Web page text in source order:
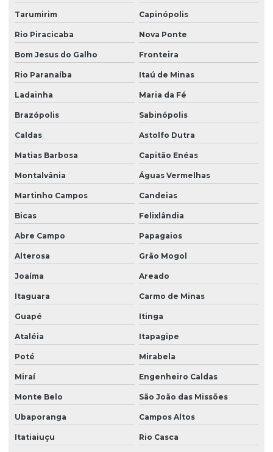
Tarumirim Capinópolis
Rio Piracicaba Nova Ponte
Bom Jesus do Galho Fronteira
Rio Paranaíba Itaú de Minas
Ladainha Maria da Fé
Brazópolis Sabinópolis
Caldas Astolfo Dutra
Matias Barbosa Capitão Enéas
Montalvânia Águas Vermelhas
Martinho Campos Candeias
Bicas Felixlândia
Abre Campo Papagaios
Alterosa Grão Mogol
Joaíma Areado
Itaguara Carmo de Minas
Guapé Itinga
Ataléia Itapagipe
Poté Mirabela
Miraí Engenheiro Caldas
Monte Belo São João das Missões
Ubaporanga Campos Altos
Itatiaiuçu Rio Casca